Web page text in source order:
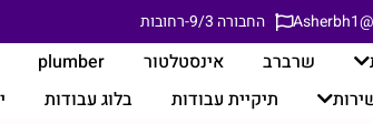
החבורה 9/3-רחובות
שרברב אינסטלטור plumber
תיקיית עבודות בלוג עבודות